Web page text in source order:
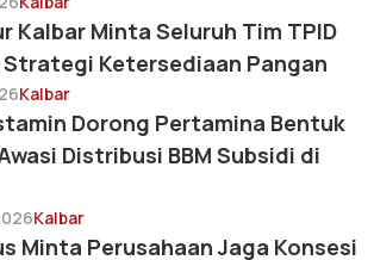
Kalbar Minta Seluruh Tim TPID
Ketersediaan Pangan
Kalbar
Dorong Pertamina Bentuk
Distribusi BBM Subsidi di
Kalbar
Minta Perusahaan Jaga Konsesi